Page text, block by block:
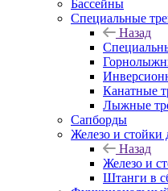
Бассейны
Специальные
Назад
Канатные
Лыжные
Сапборды
Железо и стойки
Назад
Железо и
Штанги в